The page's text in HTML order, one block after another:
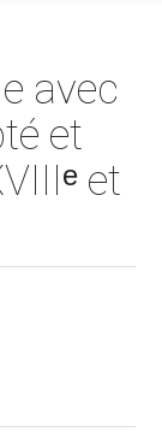
avec
et
et